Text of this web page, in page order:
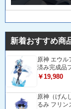
新着おすすめ商
原神 エウル
済み完成品
￥19,980
原神（げん
るみ フリン